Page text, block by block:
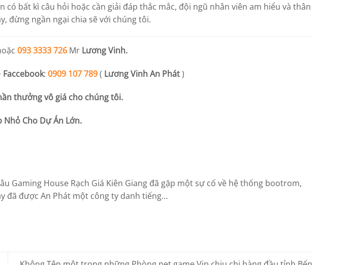
bất kì câu hỏi hoặc cần giải đáp thắc mắc, đội ngũ nhân viên am hiểu và thân
đừng ngần ngại chia sẽ với chúng tôi.
093 3333 726Mr Lương Vinh.
Faccebook: 0909 107 789( Lương Vinh An Phát)
thưởng vô giá cho chúng tôi.
Nhỏ Cho Dự Án Lớn.
Gaming House Rạch Giá Kiên Giang đã gặp một sự cố về hệ thống bootrom,
đã được An Phát một công ty danh tiếng…